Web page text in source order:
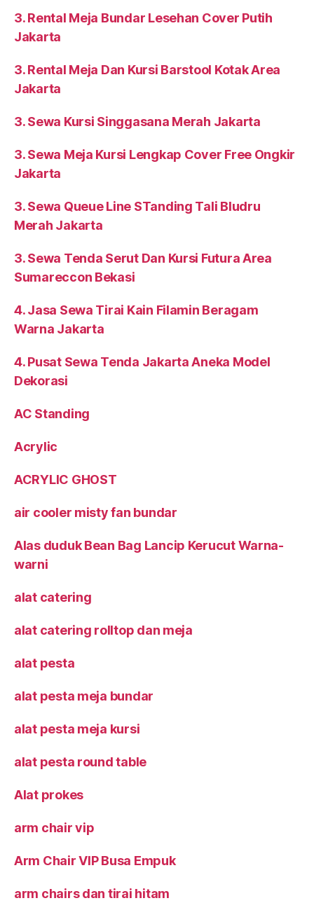
3. Rental Meja Bundar Lesehan Cover Putih
Jakarta
3. Rental Meja Dan Kursi Barstool Kotak Area
Jakarta
3. Sewa Kursi Singgasana Merah Jakarta
3. Sewa Meja Kursi Lengkap Cover Free Ongkir
Jakarta
3. Sewa Queue Line STanding Tali Bludru
Merah Jakarta
3. Sewa Tenda Serut Dan Kursi Futura Area
Sumareccon Bekasi
4. Jasa Sewa Tirai Kain Filamin Beragam
Warna Jakarta
4. Pusat Sewa Tenda Jakarta Aneka Model
Dekorasi
AC Standing
Acrylic
ACRYLIC GHOST
air cooler misty fan bundar
Alas duduk Bean Bag Lancip Kerucut Warna-
warni
alat catering
alat catering rolltop dan meja
alat pesta
alat pesta meja bundar
alat pesta meja kursi
alat pesta round table
Alat prokes
arm chair vip
Arm Chair VIP Busa Empuk
arm chairs dan tirai hitam